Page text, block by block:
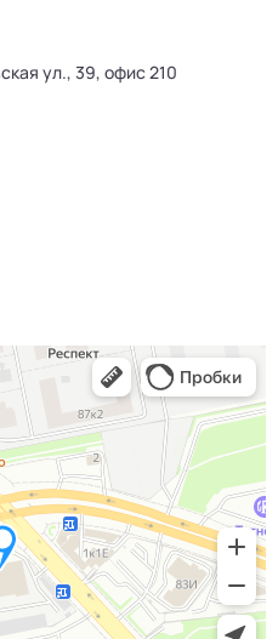
ул., 39, офис 210